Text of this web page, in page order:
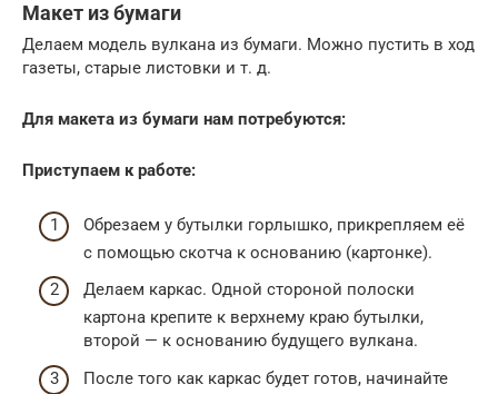
Макет из бумаги
Делаем модель вулкана из бумаги. Можно пустить в ход
газеты, старые листовки и т. д.
Для макета из бумаги нам потребуются:
Приступаем к работе:
Обрезаем у бутылки горлышко, прикрепляем её
с помощью скотча к основанию (картонке).
Делаем каркас. Одной стороной полоски
картона крепите к верхнему краю бутылки,
второй — к основанию будущего вулкана.
После того как каркас будет готов, начинайте